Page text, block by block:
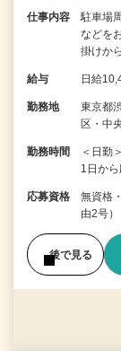
仕事内容
駐車場
などを
掛けか
給与 日給
勤務地
東京都
区・中
勤務時間
＜日勤
1日か
応募資格
無資格
由2号）
後で見る